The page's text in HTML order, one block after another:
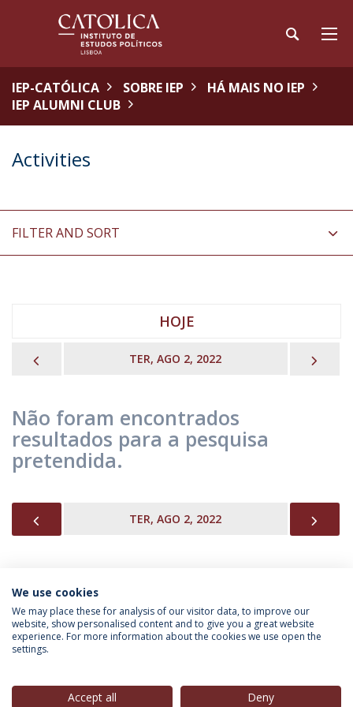
IEP-CATÓLICA SOBRE IEP
HÁ MAIS NO IEP
IEP ALUMNI CLUB
Activities
FILTER AND SORT
HOJE
TER, AGO 2, 2022
Não foram encontrados
resultados para a pesquisa
pretendida.
TER, AGO 2, 2022
INFORMAÇÃO PARA
We use cookies
We may place these for analysis of our visitor data, to improve our
website, show personalised content and to give you a great website
experience. For more information about the cookies we use open the
settings.
Accept all Deny